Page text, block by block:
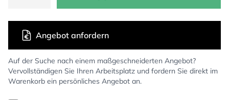
Auf der Suche nach einem maßgeschneiderten Angebot?
Vervollständigen Sie Ihren Arbeitsplatz und fordern Sie direkt im
Warenkorb ein persönliches Angebot an.
Angebot anfordern